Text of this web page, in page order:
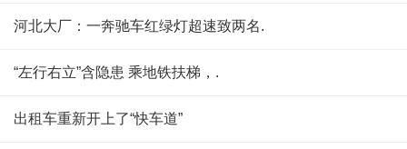
河北大厂：一奔驰车红绿灯超速致两名.
“左行右立”含隐患 乘地铁扶梯，.
出租车重新开上了“快车道”